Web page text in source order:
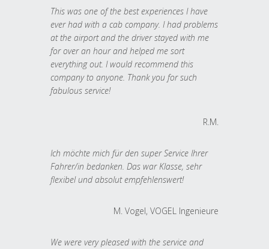
This was one of the best experiences I have
ever had with a cab company. I had problems
at the airport and the driver stayed with me
for over an hour and helped me sort
everything out. I would recommend this
company to anyone. Thank you for such
fabulous service!
R.M.
Ich möchte mich für den super Service Ihrer
Fahrer/in bedanken. Das war Klasse, sehr
flexibel und absolut empfehlenswert!
M. Vogel, VOGEL Ingenieure
We were very pleased with the service and